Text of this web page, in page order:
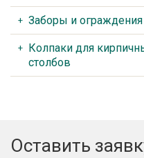
Заборы и ограждения
Колпаки для
столбов
Оставить